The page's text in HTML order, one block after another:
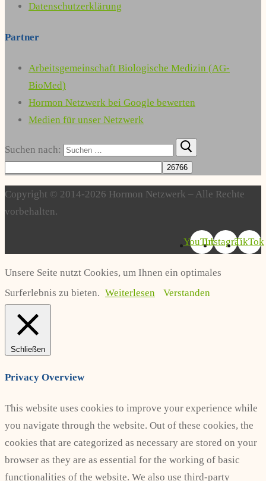
Datenschutzerklärung
Partner
Arbeitsgemeinschaft Biologische Medizin (AG-
BioMed)
Hormon Netzwerk bei Google bewerten
Medien für unser Netzwerk
Suchen nach:
Copyright © 2014-2026 Hormon Netzwerk – Alle Rechte
vorbehalten.
YouTubeInstagramTikTok
Unsere Seite nutzt Cookies, um Ihnen ein optimales
Surferlebnis zu bieten. Weiterlesen Verstanden
Schließen
Privacy Overview
This website uses cookies to improve your experience while
you navigate through the website. Out of these cookies, the
cookies that are categorized as necessary are stored on your
browser as they are as essential for the working of basic
functionalities of the website. We also use third-party